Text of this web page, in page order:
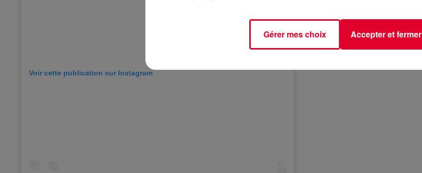
Voir cette publication sur Instagram
Gérer mes choix Accepter et fermer